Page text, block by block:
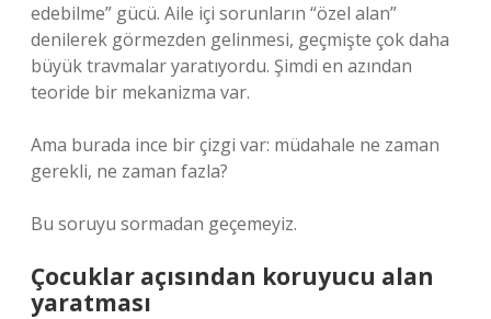
edebilme” gücü. Aile içi sorunların “özel alan”
denilerek görmezden gelinmesi, geçmişte çok daha
büyük travmalar yaratıyordu. Şimdi en azından
teoride bir mekanizma var.
Ama burada ince bir çizgi var: müdahale ne zaman
gerekli, ne zaman fazla?
Bu soruyu sormadan geçemeyiz.
Çocuklar açısından koruyucu alan
yaratması